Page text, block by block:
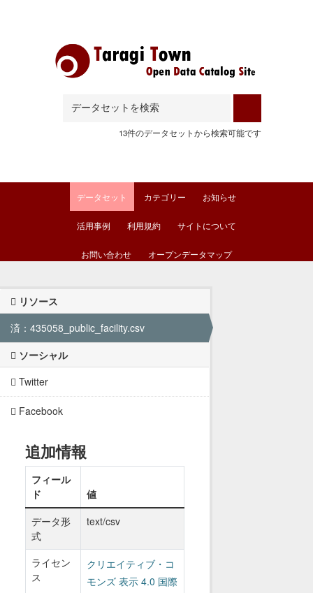
13件のデータセットから検索可能です
データセット カテゴリー お知らせ
活用事例 利用規約 サイトについて
お問い合わせ オープンデータマップ
リソース
済：435058_public_facility.csv
ソーシャル
Twitter
Facebook
追加情報
フィール
ド
値
データ形
式
text/csv
ライセン
ス
クリエイティブ・コ
モンズ 表示 4.0 国際